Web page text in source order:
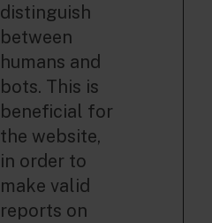
distinguish
between
humans and
bots. This is
beneficial for
the website,
in order to
make valid
reports on